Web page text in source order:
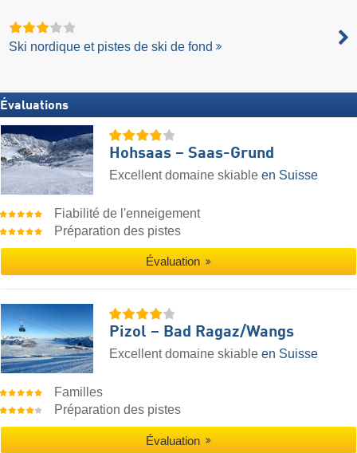
Ski nordique et pistes de ski de fond
Évaluations
Hohsaas – Saas-Grund
Excellent domaine skiable en Suisse
Fiabilité de l'enneigement
Préparation des pistes
Évaluation
Pizol – Bad Ragaz/​Wangs
Excellent domaine skiable en Suisse
Familles
Préparation des pistes
Évaluation